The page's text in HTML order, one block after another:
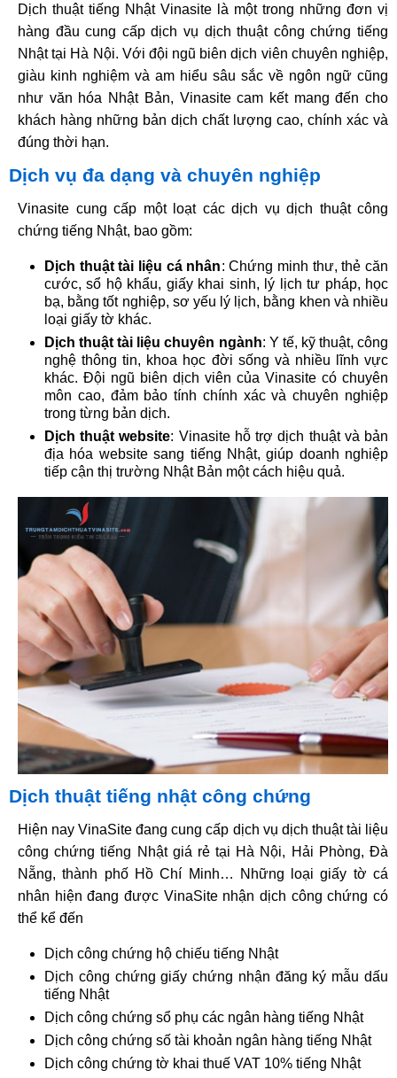
Dịch thuật tiếng Nhật Vinasite là một trong những đơn vị
hàng đầu cung cấp dịch vụ dịch thuật công chứng tiếng
Nhật tại Hà Nội. Với đội ngũ biên dịch viên chuyên nghiệp,
giàu kinh nghiệm và am hiểu sâu sắc về ngôn ngữ cũng
như văn hóa Nhật Bản, Vinasite cam kết mang đến cho
khách hàng những bản dịch chất lượng cao, chính xác và
đúng thời hạn.
Dịch vụ đa dạng và chuyên nghiệp
Vinasite cung cấp một loạt các dịch vụ dịch thuật công
chứng tiếng Nhật, bao gồm:
Dịch thuật tài liệu cá nhân: Chứng minh thư, thẻ căn
cước, sổ hộ khẩu, giấy khai sinh, lý lịch tư pháp, học
bạ, bằng tốt nghiệp, sơ yếu lý lịch, bằng khen và nhiều
loại giấy tờ khác.
Dịch thuật tài liệu chuyên ngành: Y tế, kỹ thuật, công
nghệ thông tin, khoa học đời sống và nhiều lĩnh vực
khác. Đội ngũ biên dịch viên của Vinasite có chuyên
môn cao, đảm bảo tính chính xác và chuyên nghiệp
trong từng bản dịch.
Dịch thuật website: Vinasite hỗ trợ dịch thuật và bản
địa hóa website sang tiếng Nhật, giúp doanh nghiệp
tiếp cận thị trường Nhật Bản một cách hiệu quả.
Dịch thuật tiếng nhật công chứng
Hiện nay VinaSite đang cung cấp dịch vụ dịch thuật tài liệu
công chứng tiếng Nhật giá rẻ tại Hà Nội, Hải Phòng, Đà
Nẵng, thành phố Hồ Chí Minh… Những loại giấy tờ cá
nhân hiện đang được VinaSite nhận dịch công chứng có
thể kể đến
Dịch công chứng hộ chiếu tiếng Nhật
Dịch công chứng giấy chứng nhận đăng ký mẫu dấu
tiếng Nhật
Dịch công chứng sổ phụ các ngân hàng tiếng Nhật
Dịch công chứng số tài khoản ngân hàng tiếng Nhật
Dịch công chứng tờ khai thuế VAT 10% tiếng Nhật